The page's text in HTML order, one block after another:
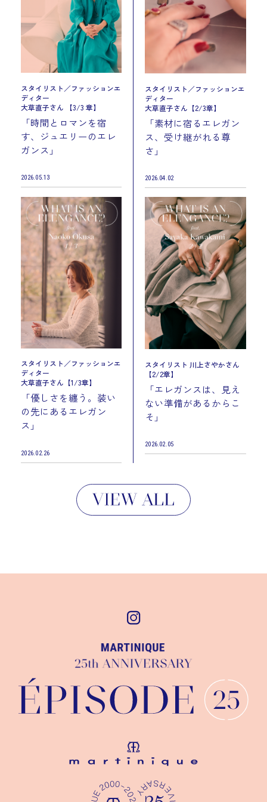
スタイリスト／ファッションエ
ディター
大草直子さん 【3/3 章】
「時間とロマンを宿
す、ジュエリーのエレ
ガンス」
2026.05.13
スタイリスト／ファッションエ
ディター
大草直子さん【2/3章】
「素材に宿るエレガン
ス、受け継がれる尊
さ」
2026.04.02
スタイリスト／ファッションエ
ディター
大草直子さん【1/3章】
「優しさを纏う。装い
の先にあるエレガン
ス」
2026.02.26
スタイリスト 川上さやかさん
【2/2章】
「エレガンスは、見え
ない準備があるからこ
そ」
2026.02.05